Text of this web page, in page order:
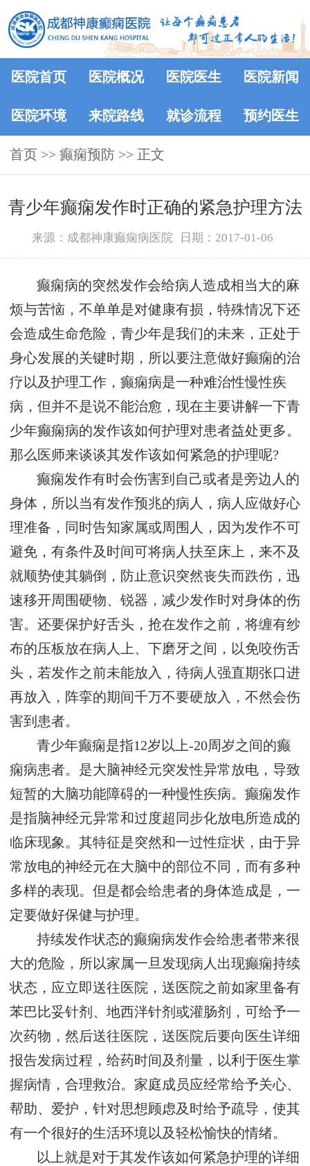
医院首页 医院概况 医院医生 医院新闻
医院环境 来院路线 就诊流程 预约医生
首页 >> 癫痫预防 >> 正文
青少年癫痫发作时正确的紧急护理方法
来源：成都神康癫痫病医院 日期：2017-01-06
癫痫病的突然发作会给病人造成相当大的麻
烦与苦恼，不单单是对健康有损，特殊情况下还
会造成生命危险，青少年是我们的未来，正处于
身心发展的关键时期，所以要注意做好癫痫的治
疗以及护理工作，癫痫病是一种难治性慢性疾
病，但并不是说不能治愈，现在主要讲解一下青
少年癫痫病的发作该如何护理对患者益处更多。
那么医师来谈谈其发作该如何紧急的护理呢?
癫痫发作有时会伤害到自己或者是旁边人的
身体，所以当有发作预兆的病人，病人应做好心
理准备，同时告知家属或周围人，因为发作不可
避免，有条件及时间可将病人扶至床上，来不及
就顺势使其躺倒，防止意识突然丧失而跌伤，迅
速移开周围硬物、锐器，减少发作时对身体的伤
害。还要保护好舌头，抢在发作之前，将缠有纱
布的压板放在病人上、下磨牙之间，以免咬伤舌
头，若发作之前未能放入，待病人强直期张口进
再放入，阵挛的期间千万不要硬放入，不然会伤
害到患者。
青少年癫痫是指12岁以上-20周岁之间的癫
痫病患者。是大脑神经元突发性异常放电，导致
短暂的大脑功能障碍的一种慢性疾病。癫痫发作
是指脑神经元异常和过度超同步化放电所造成的
临床现象。其特征是突然和一过性症状，由于异
常放电的神经元在大脑中的部位不同，而有多种
多样的表现。但是都会给患者的身体造成是，一
定要做好保健与护理。
持续发作状态的癫痫病发作会给患者带来很
大的危险，所以家属一旦发现病人出现癫痫持续
状态，应立即送往医院，送医院之前如家里备有
苯巴比妥针剂、地西泮针剂或灌肠剂，可给予一
次药物，然后送往医院，送医院后要向医生详细
报告发病过程，给药时间及剂量，以利于医生掌
握病情，合理救治。家庭成员应经常给予关心、
帮助、爱护，针对思想顾虑及时给予疏导，使其
有一个很好的生活环境以及轻松愉快的情绪。
以上就是对于其发作该如何紧急护理的详细